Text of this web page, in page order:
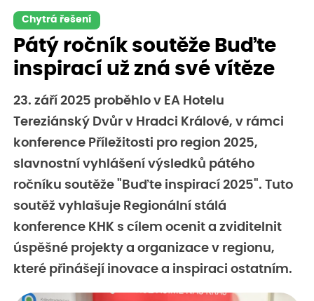
Chytrá řešení
Pátý ročník soutěže Buďte
inspirací už zná své vítěze
23. září 2025 proběhlo v EA Hotelu
Tereziánský Dvůr v Hradci Králové, v rámci
konference Příležitosti pro region 2025,
slavnostní vyhlášení výsledků pátého
ročníku soutěže "Buďte inspirací 2025". Tuto
soutěž vyhlašuje Regionální stálá
konference KHK s cílem ocenit a zviditelnit
úspěšné projekty a organizace v regionu,
které přinášejí inovace a inspiraci ostatním.